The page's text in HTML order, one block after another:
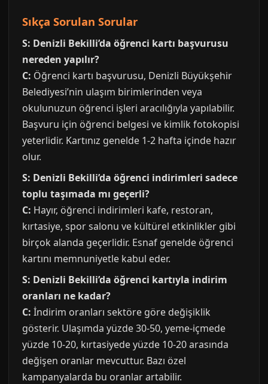
Sıkça Sorulan Sorular
S: Denizli Bekilli’da öğrenci kartı başvurusu
nereden yapılır?
C: Öğrenci kartı başvurusu, Denizli Büyükşehir
Belediyesi’nin ulaşım birimlerinden veya
okulunuzun öğrenci işleri aracılığıyla yapılabilir.
Başvuru için öğrenci belgesi ve kimlik fotokopisi
yeterlidir. Kartınız genelde 1-2 hafta içinde hazır
olur.
S: Denizli Bekilli’da öğrenci indirimleri sadece
toplu taşımada mı geçerli?
C: Hayır, öğrenci indirimleri kafe, restoran,
kırtasiye, spor salonu ve kültürel etkinlikler gibi
birçok alanda geçerlidir. Esnaf genelde öğrenci
kartını memnuniyetle kabul eder.
S: Denizli Bekilli’da öğrenci kartıyla indirim
oranları ne kadar?
C: İndirim oranları sektöre göre değişiklik
gösterir. Ulaşımda yüzde 30-50, yeme-içmede
yüzde 10-20, kırtasiyede yüzde 10-20 arasında
değişen oranlar mevcuttur. Bazı özel
kampanyalarda bu oranlar artabilir.